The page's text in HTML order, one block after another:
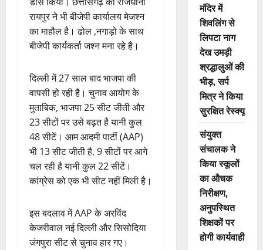
रायपुर ने भी बीजेपी कार्यालय मेजश्न
का माहौल है। ढोल ,नगाड़ो के साथ
बीजेपी कार्यकर्ता जश्न मना रहे है।
दिल्ली में 27 साल बाद भाजपा की
वापसी हो रही है। चुनाव आयोग के
मुताबिक, भाजपा 25 सीट जीती और
23 सीटों पर उसे बढ़त है यानी कुल
48 सीटें। आम आदमी पार्टी (AAP)
भी 13 सीट जीती है, 9 सीटों पर आगे
चल रही है यानी कुल 22 सीटें।
कांग्रेस को एक भी सीट नहीं मिली है।
इस बदलाव में AAP के अरविंद
केजरीवाल नई दिल्ली और सिसोदिया
जंगपुरा सीट से चुनाव हार गए।
मंदिर में
शिवलिंग से
लिपटा नाग
देख उमड़ी
श्रद्धालुओं की
भीड़, सर्प
मित्र ने किया
सुरक्षित रेस्क्यू
संयुक्त
संचालक ने
किया स्कूलों
का औचक
निरीक्षण,
अनुपस्थित
शिक्षकों पर
होगी कार्यवाही